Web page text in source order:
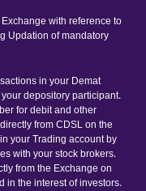
with reference to
Updation of mandatory
in your Demat
depository participant.
for debit and other
from CDSL on the
your Trading account by
with your stock brokers.
from the Exchange on
in the interest of investors.